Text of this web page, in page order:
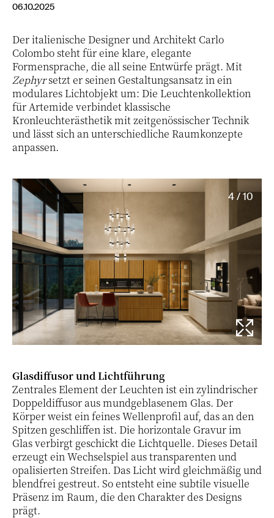
06.10.2025
Der italienische Designer und Architekt Carlo
Colombo steht für eine klare, elegante
Formensprache, die all seine Entwürfe prägt. Mit
Zephyrsetzt er seinen Gestaltungsansatz in ein
modulares Lichtobjekt um: Die Leuchtenkollektion
für Artemide verbindet klassische
Kronleuchterästhetik mit zeitgenössischer Technik
und lässt sich an unterschiedliche Raumkonzepte
anpassen.
4 / 10
Glasdiffusor und Lichtführung
Zentrales Element der Leuchten ist ein zylindrischer
Doppeldiffusor aus mundgeblasenem Glas. Der
Körper weist ein feines Wellenprofil auf, das an den
Spitzen geschliffen ist. Die horizontale Gravur im
Glas verbirgt geschickt die Lichtquelle. Dieses Detail
erzeugt ein Wechselspiel aus transparenten und
opalisierten Streifen. Das Licht wird gleichmäßig und
blendfrei gestreut. So entsteht eine subtile visuelle
Präsenz im Raum, die den Charakter des Designs
prägt.